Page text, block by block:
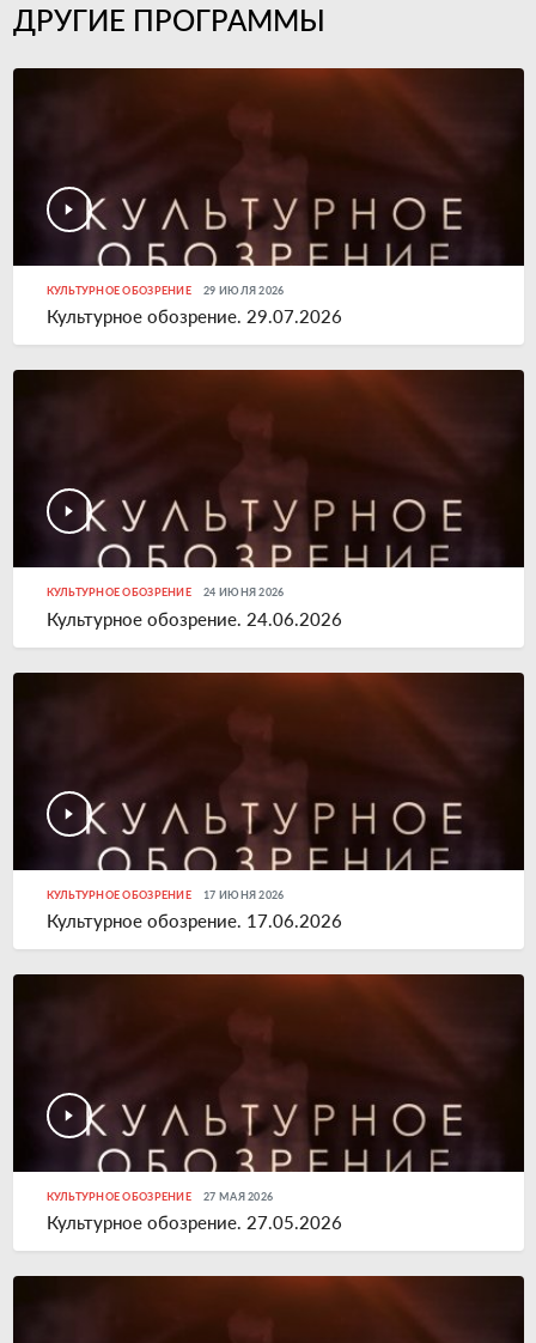
ДРУГИЕ ПРОГРАММЫ
КУЛЬТУРНОЕ ОБОЗРЕНИЕ 29 ИЮЛЯ 2026
Культурное обозрение. 29.07.2026
КУЛЬТУРНОЕ ОБОЗРЕНИЕ 24 ИЮНЯ 2026
Культурное обозрение. 24.06.2026
КУЛЬТУРНОЕ ОБОЗРЕНИЕ 17 ИЮНЯ 2026
Культурное обозрение. 17.06.2026
КУЛЬТУРНОЕ ОБОЗРЕНИЕ 27 МАЯ 2026
Культурное обозрение. 27.05.2026